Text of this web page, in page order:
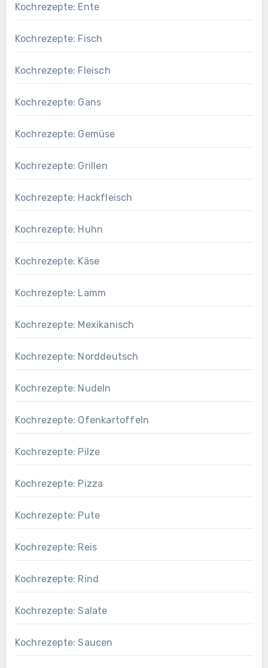
Kochrezepte: Ente
Kochrezepte: Fisch
Kochrezepte: Fleisch
Kochrezepte: Gans
Kochrezepte: Gemüse
Kochrezepte: Grillen
Kochrezepte: Hackfleisch
Kochrezepte: Huhn
Kochrezepte: Käse
Kochrezepte: Lamm
Kochrezepte: Mexikanisch
Kochrezepte: Norddeutsch
Kochrezepte: Nudeln
Kochrezepte: Ofenkartoffeln
Kochrezepte: Pilze
Kochrezepte: Pizza
Kochrezepte: Pute
Kochrezepte: Reis
Kochrezepte: Rind
Kochrezepte: Salate
Kochrezepte: Saucen